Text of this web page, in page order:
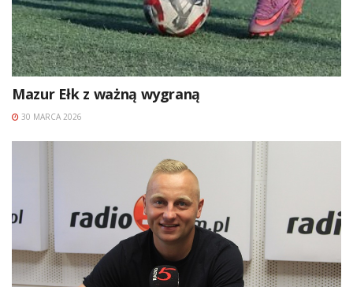
Mazur Ełk z ważną wygraną
30 MARCA 2026